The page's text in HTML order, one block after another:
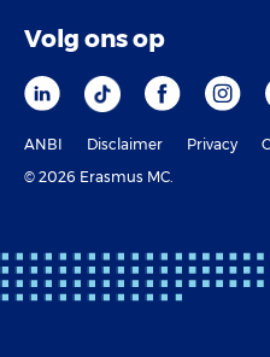
Volg ons op
ANBI Disclaimer Privacy
© 2026 Erasmus MC.